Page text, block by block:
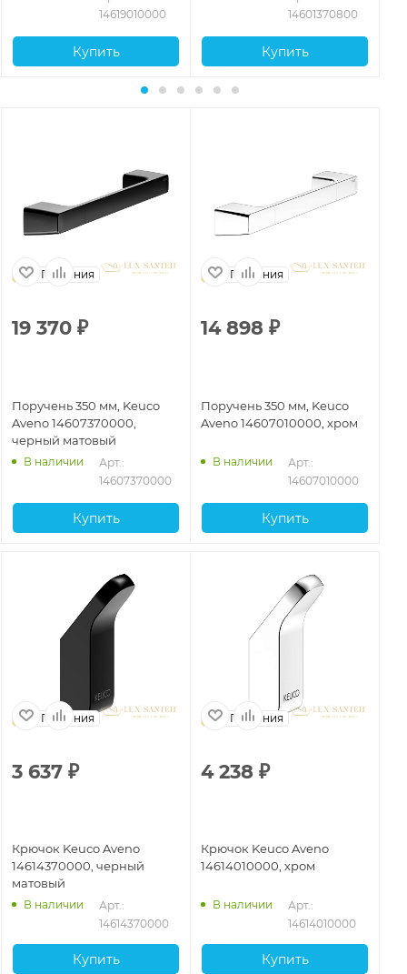
14619010000
Купить
14601370800
Купить
Германия
19 370 ₽
Поручень 350 мм, Keuco
Aveno 14607370000,
черный матовый
В наличии
Арт.:
14607370000
Купить
Германия
14 898 ₽
Поручень 350 мм, Keuco
Aveno 14607010000, хром
В наличии
Арт.:
14607010000
Купить
Германия
3 637 ₽
Крючок Keuco Aveno
14614370000, черный
матовый
В наличии
Арт.:
14614370000
Купить
Германия
4 238 ₽
Крючок Keuco Aveno
14614010000, хром
В наличии
Арт.:
14614010000
Купить